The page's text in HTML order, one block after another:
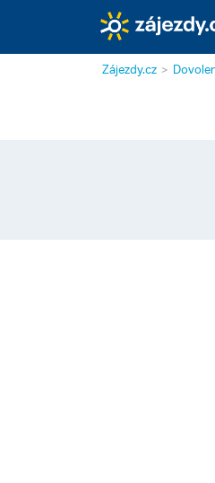
Zájezdy.cz